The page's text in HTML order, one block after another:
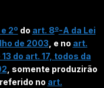
e 2º do art. 8o-A da Lei
de 2003 , e no art.
13 do art. 17, todos da
, somente produzirão
no art.